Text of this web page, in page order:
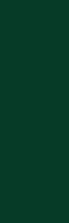
får
Enten du
kunde
– til
frakt og rask
velge
mobilforsikring!
letteste iPhonen
med 3000 nit og
og 18 MP
opptil 27 t batteri.